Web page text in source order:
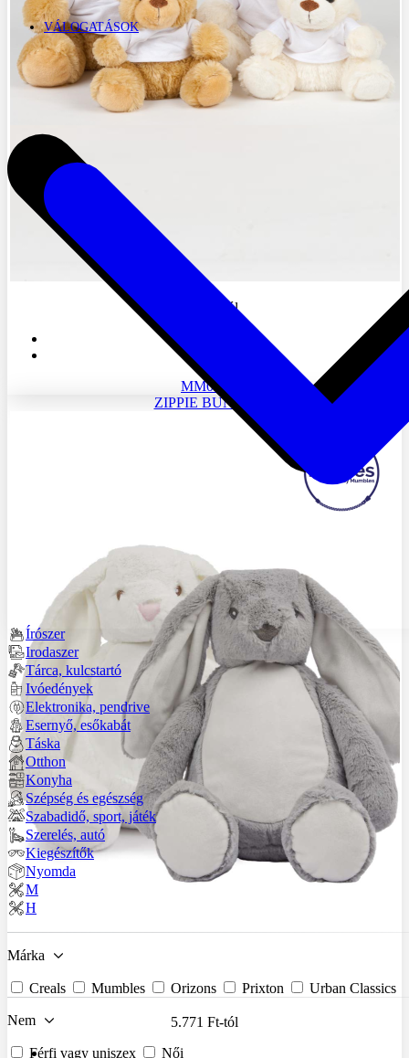
VÁLOGATÁSOK
Írószer
Irodaszer
Tárca, kulcstartó
Ivóedények
Elektronika, pendrive
Esernyő, esőkabát
Táska
Otthon
Konyha
Szépség és egészség
Szabadidő, sport, játék
Szerelés, autó
Kiegészítők
Nyomda
M
H
Márka
Creals Mumbles Orizons Prixton Urban Classics
Nem
Férfi vagy uniszex Női
-tól
MM030
ZIPPIE BUNNY
5.771 Ft-tól